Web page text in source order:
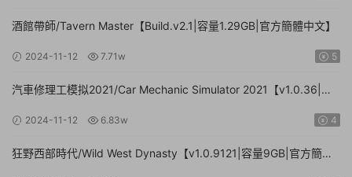
酒館帶師/Tavern Master【Build.v2.1|容量1.29GB|官方簡體中文】
2024-11-12 7.71w 5
汽車修理工模拟2021/Car Mechanic Simulator 2021【v1.0.36|集
2024-11-12 6.83w 4
狂野西部時代/Wild West Dynasty【v1.0.9121|容量9GB|官方簡體